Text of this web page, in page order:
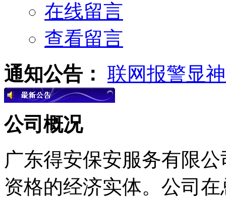
在线留言
查看留言
通知公告： 联网报警显
公司概况
广东得安保安服务有限
资格的经济实体。公司